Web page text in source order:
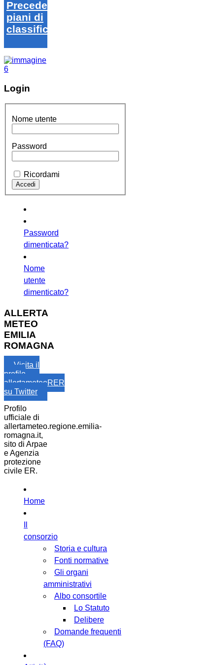
Precedenti
piani di
classifica
Login
Nome utente
Password
Ricordami
Password
dimenticata?
Nome
utente
dimenticato?
ALLERTA
METEO
EMILIA
ROMAGNA
Visita il
profilo
allertameteoRER
su Twitter
Profilo
ufficiale di
allertameteo.regione.emilia-
romagna.it,
sito di Arpae
e Agenzia
protezione
civile ER.
Home
consorzio
Storia e cultura
Fonti normative
Gli organi
amministrativi
Albo consortile
Lo Statuto
Delibere
Domande frequenti
(FAQ)